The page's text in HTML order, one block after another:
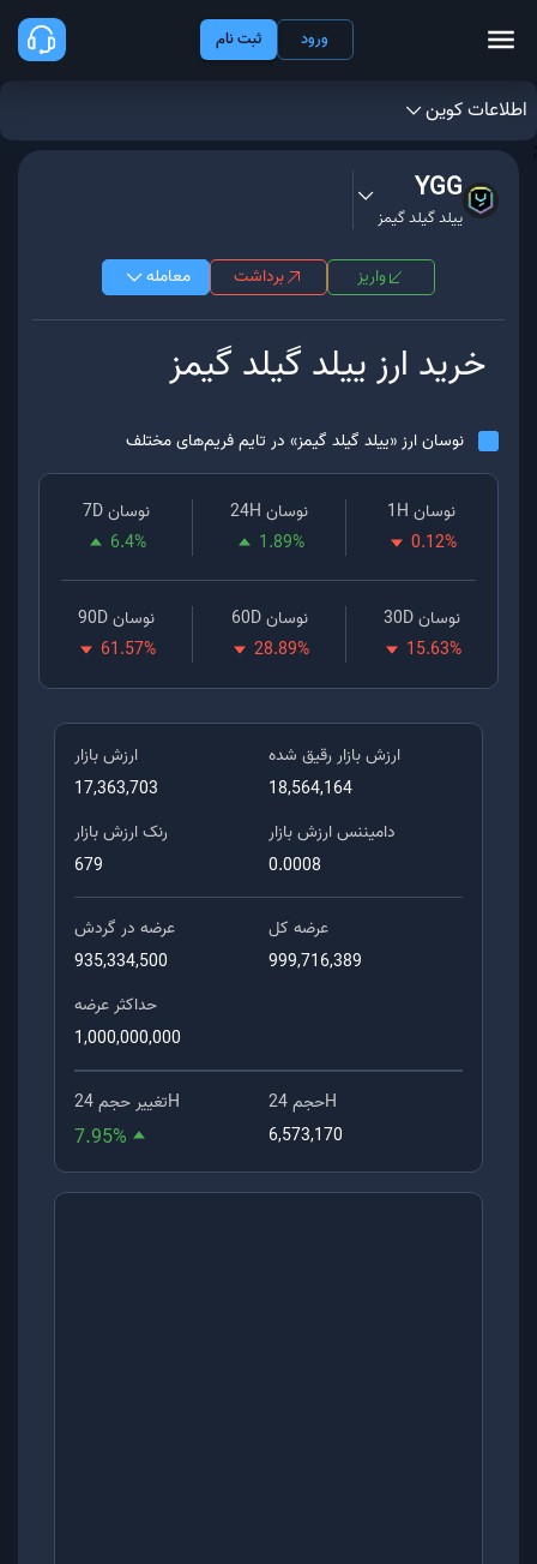
ورود ثبت نام
اطلاعات کوین
;
YGG
ییلد گیلد گیمز
واریز برداشت معامله
خرید ارزییلد گیلد گیمز
نوسان ارز «ییلد گیلد گیمز» در تایم فریم‌های مختلف
نوسان 1H
0.12%
نوسان 24H
1.89%
نوسان 7D
6.4%
نوسان 30D
15.63%
نوسان 60D
28.89%
نوسان 90D
61.57%
ارزش بازار
17,363,703
ارزش بازار رقیق شده
18,564,164
رنک ارزش بازار
679
دامیننس ارزش بازار
0.0008
عرضه در گردش
935,334,500
عرضه کل
999,716,389
حداکثر عرضه
1,000,000,000
تغییر حجم 24H
7.95%
حجم 24H
6,573,170